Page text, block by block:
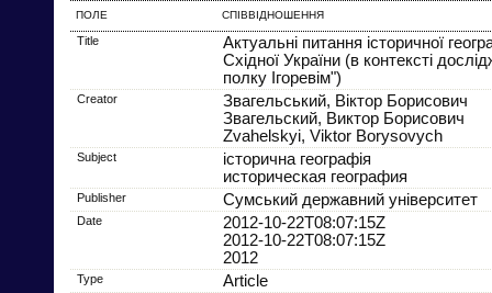
ПОЛЕ СПІВВІДНОШЕННЯ
Title
Актуальні питання історичної
Східної України (в контексті
полку Ігоревім")
Creator
Звагельський, Віктор Борисович
Звагельский, Виктор Борисович
Zvahelskyi, Viktor Borysovych
Subject
історична географія
историческая география
Publisher Сумський державний університет
Date
2012-10-22T08:07:15Z
2012-10-22T08:07:15Z
2012
Type Article